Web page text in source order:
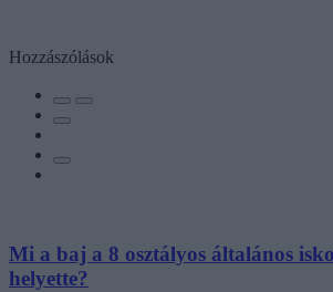
Hozzászólások
Mi a baj a 8 osztályos általános
helyette?